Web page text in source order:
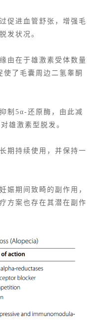
促进血管舒张，增强毛
发状况。
由在于雄激素受体数量
使了毛囊周边二氢睾酮
制5α-还原酶，由此减
雄激素型脱发。
期持续使用，并保持一
娠期间致畸的副作用，
方案也存在其潜在副作